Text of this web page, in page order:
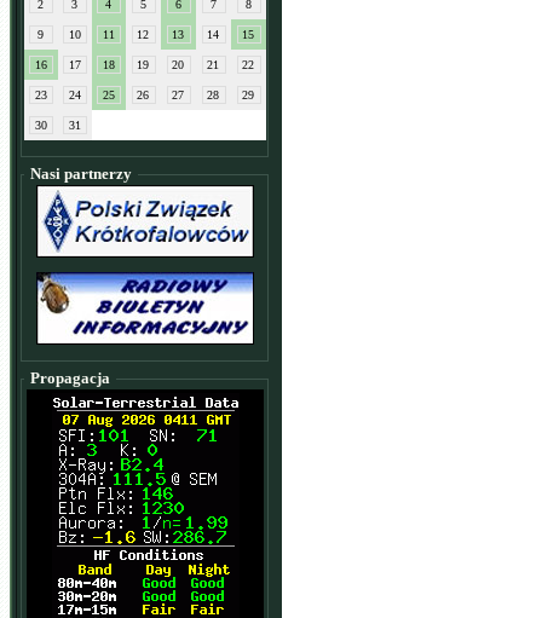
2 3 4 5 6 7 8
9 10 11 12 13 14 15
16 17 18 19 20 21 22
23 24 25 26 27 28 29
30 31
Nasi partnerzy
Propagacja